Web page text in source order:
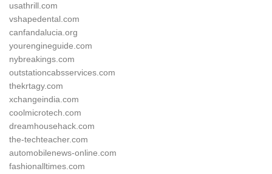
usathrill.com
vshapedental.com
canfandalucia.org
yourengineguide.com
nybreakings.com
outstationcabsservices.com
thekrtagy.com
xchangeindia.com
coolmicrotech.com
dreamhousehack.com
the-techteacher.com
automobilenews-online.com
fashionalltimes.com